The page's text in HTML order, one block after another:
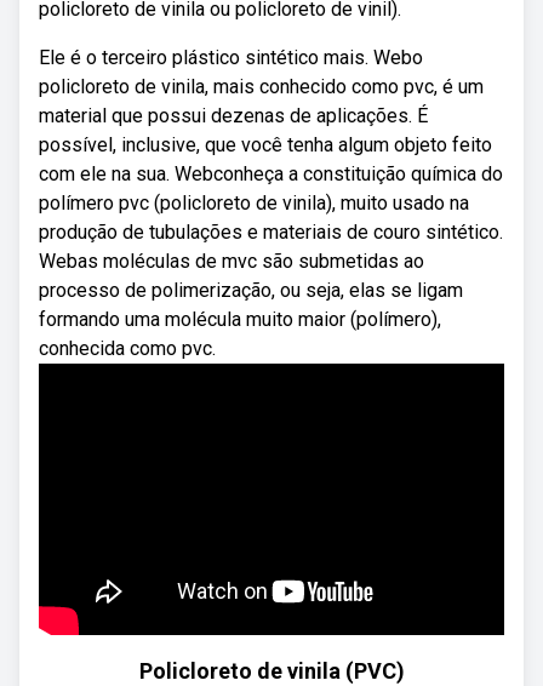
policloreto de vinila ou policloreto de vinil).
Ele é o terceiro plástico sintético mais. Webo
policloreto de vinila, mais conhecido como pvc, é um
material que possui dezenas de aplicações. É
possível, inclusive, que você tenha algum objeto feito
com ele na sua. Webconheça a constituição química do
polímero pvc (policloreto de vinila), muito usado na
produção de tubulações e materiais de couro sintético.
Webas moléculas de mvc são submetidas ao
processo de polimerização, ou seja, elas se ligam
formando uma molécula muito maior (polímero),
conhecida como pvc.
Policloreto de vinila (PVC)